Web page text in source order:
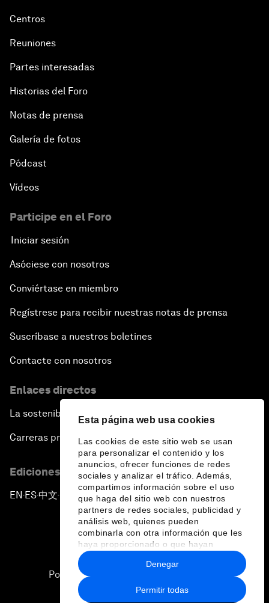
Esta página web usa cookies
Las cookies de este sitio web se usan
para personalizar el contenido y los
anuncios, ofrecer funciones de redes
sociales y analizar el tráfico. Además,
compartimos información sobre el uso
que haga del sitio web con nuestros
partners de redes sociales, publicidad y
análisis web, quienes pueden
combinarla con otra información que les
haya proporcionado o que hayan
recopilado a partir del uso que haya
hecho de sus servicios.
Permitir todas
Denegar
Centros
Reuniones
Partes interesadas
Historias del Foro
Notas de prensa
Galería de fotos
Pódcast
Vídeos
Participe en el Foro
Iniciar sesión
Asóciese con nosotros
Conviértase en miembro
Regístrese para recibir nuestras notas de prensa
Suscríbase a nuestros boletines
Contacte con nosotros
Enlaces directos
La sostenibilidad en el Foro
Carreras profesionales
Ediciones en otros idiomas
EN ▪ES▪中文▪ 日本語
Política de privacidad y normas de uso
Sitemap